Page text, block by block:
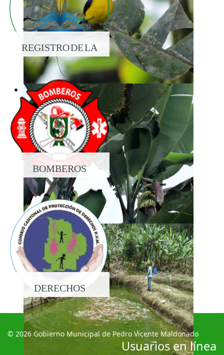
REGISTRO DE LA
PROPIEDAD
BOMBEROS
DERECHOS
© 2026 Gobierno Municipal de Pedro Vicente Maldonado
Usuarios en línea